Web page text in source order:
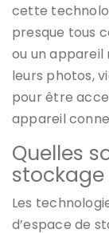
cette
presque tous
ou un
leurs photos,
pour être
appareil
Quelles
stockage
Les
d’espace de